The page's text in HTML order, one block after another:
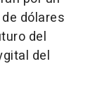
dólares
del
del